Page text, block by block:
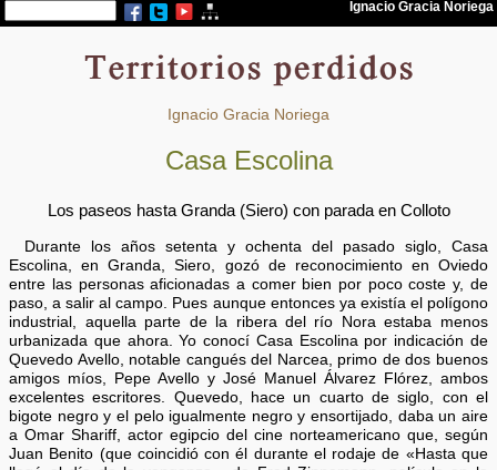
Ignacio Gracia Noriega
Casa Escolina
Los paseos hasta Granda (Siero) con parada en Colloto
Durante los años setenta y ochenta del pasado siglo, Casa
Escolina, en Granda, Siero, gozó de reconocimiento en Oviedo
entre las personas aficionadas a comer bien por poco coste y, de
paso, a salir al campo. Pues aunque entonces ya existía el polígono
industrial, aquella parte de la ribera del río Nora estaba menos
urbanizada que ahora. Yo conocí Casa Escolina por indicación de
Quevedo Avello, notable cangués del Narcea, primo de dos buenos
amigos míos, Pepe Avello y José Manuel Álvarez Flórez, ambos
excelentes escritores. Quevedo, hace un cuarto de siglo, con el
bigote negro y el pelo igualmente negro y ensortijado, daba un aire
a Omar Shariff, actor egipcio del cine norteamericano que, según
Juan Benito (que coincidió con él durante el rodaje de «Hasta que